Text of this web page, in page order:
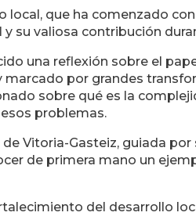
local, que ha comenzado
su valiosa contribución
una reflexión sobre el
por grandes
sobre qué es la
problemas.
Vitoria-Gasteiz, guiada
de primera mano un
del desarrollo